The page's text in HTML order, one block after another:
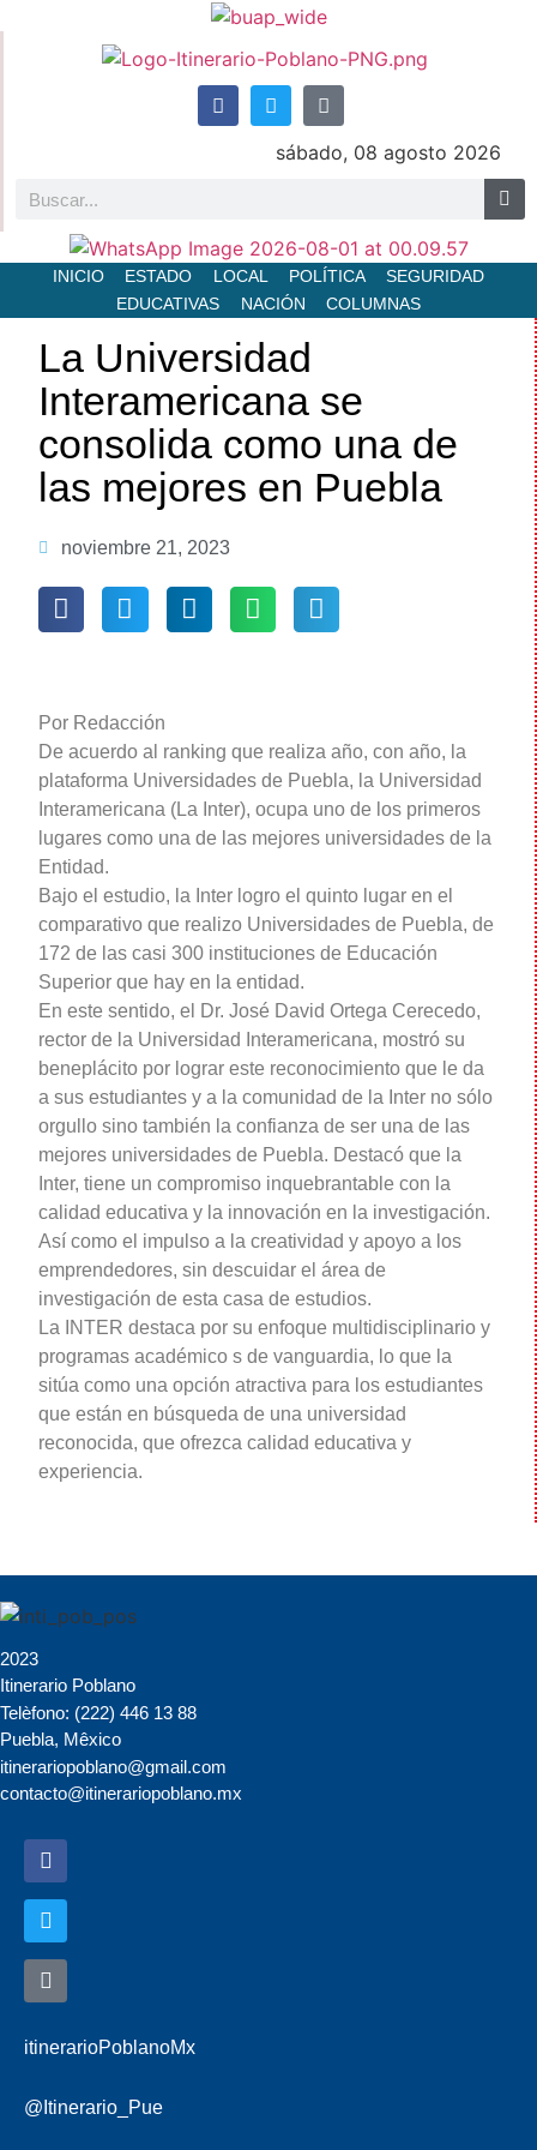
sábado, 08 agosto 2026
INICIO ESTADO LOCAL POLÍTICA
SEGURIDAD
EDUCATIVAS
NACIÓN COLUMNAS
La Universidad
Interamericana se
consolida como una de
las mejores en Puebla
noviembre 21, 2023
Por Redacción
De acuerdo al ranking que realiza año, con año, la
plataforma Universidades de Puebla, la Universidad
Interamericana (La Inter), ocupa uno de los primeros
lugares como una de las mejores universidades de la
Entidad.
Bajo el estudio, la Inter logro el quinto lugar en el
comparativo que realizo Universidades de Puebla, de
172 de las casi 300 instituciones de Educación
Superior que hay en la entidad.
En este sentido, el Dr. José David Ortega Cerecedo,
rector de la Universidad Interamericana, mostró su
beneplácito por lograr este reconocimiento que le da
a sus estudiantes y a la comunidad de la Inter no sólo
orgullo sino también la confianza de ser una de las
mejores universidades de Puebla. Destacó que la
Inter, tiene un compromiso inquebrantable con la
calidad educativa y la innovación en la investigación.
Así como el impulso a la creatividad y apoyo a los
emprendedores, sin descuidar el área de
investigación de esta casa de estudios.
La INTER destaca por su enfoque multidisciplinario y
programas académico s de vanguardia, lo que la
sitúa como una opción atractiva para los estudiantes
que están en búsqueda de una universidad
reconocida, que ofrezca calidad educativa y
experiencia.
2023
Itinerario Poblano
Telèfono: (222) 446 13 88
Puebla, Mêxico
itinerariopoblano@gmail.com
contacto@itinerariopoblano.mx
itinerarioPoblanoMx
@Itinerario_Pue